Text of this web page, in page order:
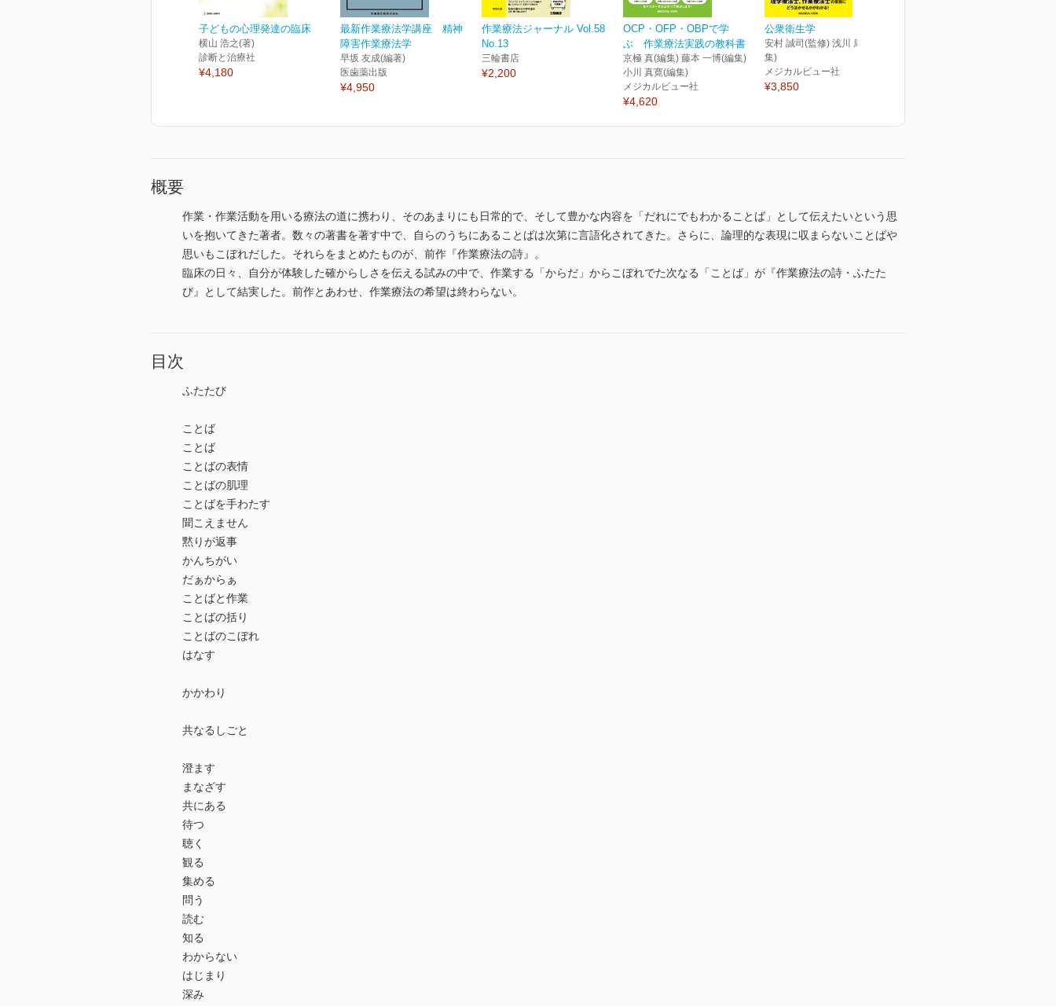
子どもの心理発達の臨床
横山 浩之(著)
診断と治療社
¥4,180
最新作業療法学講座 精神
障害作業療法学
早坂 友成(編著)
医歯薬出版
¥4,950
作業療法ジャーナル Vol.58
No.13
三輪書店
¥2,200
OCP・OFP・OBPで学
ぶ 作業療法実践の教科書
京極 真(編集) 藤本 一博(編集)
小川 真寛(編集)
メジカルビュー社
¥4,620
公衆衛生学
安村 誠司(監修) 浅川 康吉(編
集)
メジカルビュー社
¥3,850
概要
作業・作業活動を用いる療法の道に携わり、そのあまりにも日常的で、そして豊かな内容を「だれにでもわかることば」として伝えたいという思
いを抱いてきた著者。数々の著書を著す中で、自らのうちにあることばは次第に言語化されてきた。さらに、論理的な表現に収まらないことばや
思いもこぼれだした。それらをまとめたものが、前作『作業療法の詩』。
臨床の日々、自分が体験した確からしさを伝える試みの中で、作業する「からだ」からこぼれでた次なる「ことば」が『作業療法の詩・ふたた
び』として結実した。前作とあわせ、作業療法の希望は終わらない。
目次
ふたたび
ことば
ことば
ことばの表情
ことばの肌理
ことばを手わたす
聞こえません
黙りが返事
かんちがい
だぁからぁ
ことばと作業
ことばの括り
ことばのこぼれ
はなす
かかわり
共なるしごと
澄ます
まなざす
共にある
待つ
聴く
観る
集める
問う
読む
知る
わからない
はじまり
深み